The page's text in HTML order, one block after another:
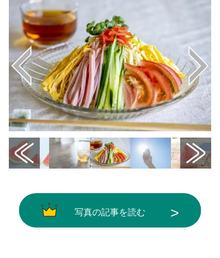
写真の記事を読む